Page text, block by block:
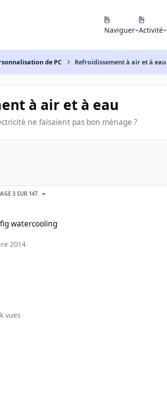
Naviguer Activité
de PC Refroidissement à air et à eau
à air et à eau
ne faisaient pas bon ménage ?
3 SUR 147
watercooling
2014
vues